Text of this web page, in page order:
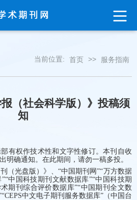
当前位置: 首页 >> 服务指南
（社会科学版）》投稿须
知
有权作技术性和文字性修订。本刊自收
明确通知。在此期间，请勿一稿多投。
（光盘版）》、“中国期刊网”“万方数据
中国科技期刊文献数据库”“中国科技期
期刊综合评价数据库”“中国期刊全文数
中文电子期刊服务数据库”（中国台